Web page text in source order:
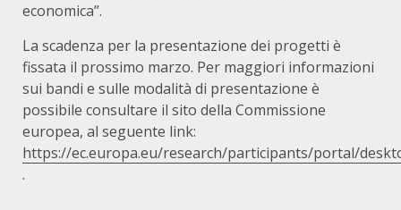
economica”.
La scadenza per la presentazione dei progetti è
fissata il prossimo marzo. Per maggiori informazioni
sui bandi e sulle modalità di presentazione è
possibile consultare il sito della Commissione
europea, al seguente link:
https://ec.europa.eu/research/participants/portal/
.